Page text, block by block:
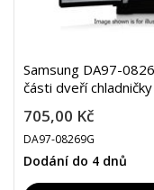
Samsung DA97-
části dveří chladničky
705,00 Kč
DA97-08269G
Dodání do 4 dnů